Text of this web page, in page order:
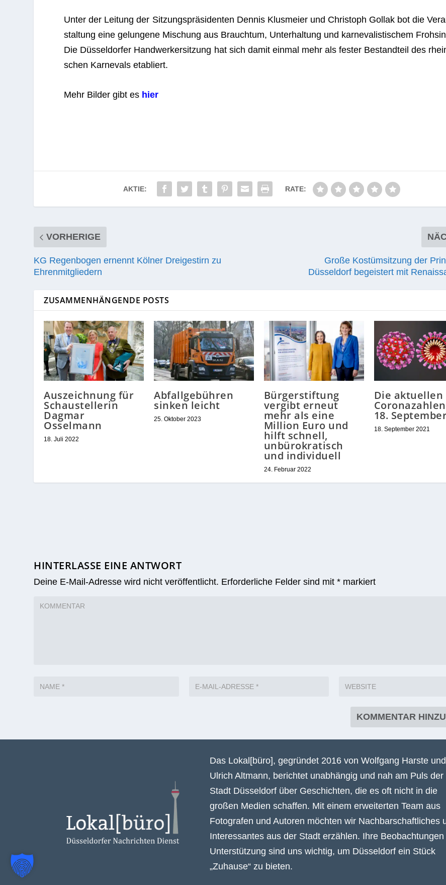
Unter der Lei­tung der Sit­zungs­prä­si­den­ten Den­nis Klus­meier und Chris­toph Gollak bot die
stal­tung eine gelun­gene Mischung aus Brauch­tum, Unter­hal­tung und kar­ne­va­lis­ti­schem
Die Düs­sel­dor­fer Hand­wer­ker­sit­zung hat sich damit ein­mal mehr als fes­ter Bestand­teil des
schen Kar­ne­vals etabliert.
Mehr Bil­der gibt es hier
AKTIE: RATE:
VORHERIGE
KG Regenbogen ernennt Kölner Dreigestirn zu
Ehrenmitgliedern
Große Kostümsitzung der
Düsseldorf begeistert mit
ZUSAMMENHÄNGENDE POSTS
Auszeichnung für
Schaustellerin
Dagmar
Osselmann
18. Juli 2022
Abfallgebühren
sinken leicht
25. Oktober 2023
Bürgerstiftung
vergibt erneut
mehr als eine
Million Euro und
hilft schnell,
unbürokratisch
und individuell
24. Februar 2022
Die aktuellen
18.
18. September 2021
HINTERLASSE EINE ANTWORT
Deine E-Mail-Adresse wird nicht veröffentlicht. Erforderliche Felder sind mit* markiert
Das Lokal[büro], gegründet 2016 von Wolfgang Harste und
Ulrich Altmann, berichtet unabhängig und nah am Puls der
Stadt Düsseldorf über Geschichten, die es oft nicht in die
großen Medien schaffen. Mit einem erweiterten Team aus
Fotografen und Autoren möchten wir Nachbarschaftliches
Interessantes aus der Stadt erzählen. Ihre Beobachtungen
Unterstützung sind uns wichtig, um Düsseldorf ein Stück
„Zuhause“ zu bieten.